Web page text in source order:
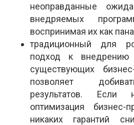
неоправданные
внедряемых
воспринимая их как
традиционный для
подход к внедрению
существующих
позволяет
результатов. Если
оптимизация бизнес-
никаких гарантий